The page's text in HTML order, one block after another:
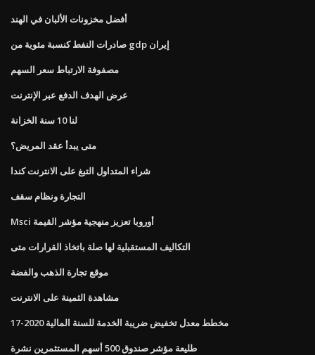
أفضل مخزونات الألبان في الهند
صادرات النفط كنسبة مئوية من gdp إيران
مصفوفة الارتباط سعر السهم
عرض الهدف الدفع عبر الإنترنت
لنا 10 سنة الخزانة
متى يبدأ عقد المريض؟
شراء المتداول التبغ على الانترنت كندا
التجارة ونظام سقف
Msci أوروبا تعزيز منهجية مؤشر القيمة
التكاليف المستقبلية لها صلة باتخاذ القرارات متى
موقع تجارة الذهب والفضة
مشاهدة الثمينة على الانترنت
مخطط معدل تخفيض ضريبة الخدمة للسنة المالية 2020-17
طليعة مؤشر صندوق 500 أسهم المستثمرين نشرة